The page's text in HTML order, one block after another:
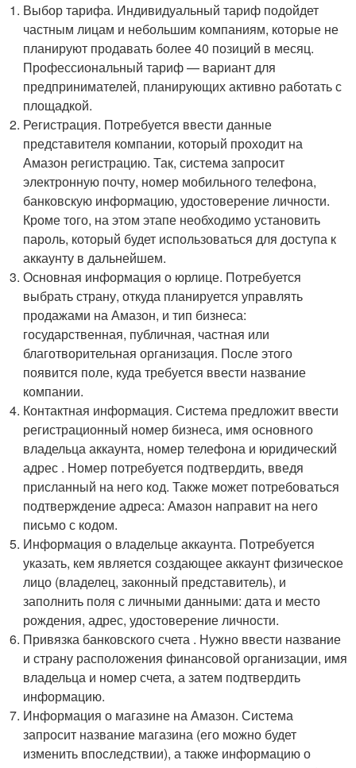
Выбор тарифа. Индивидуальный тариф подойдет
частным лицам и небольшим компаниям, которые не
планируют продавать более 40 позиций в месяц.
Профессиональный тариф — вариант для
предпринимателей, планирующих активно работать с
площадкой.
Регистрация. Потребуется ввести данные
представителя компании, который проходит на
Амазон регистрацию. Так, система запросит
электронную почту, номер мобильного телефона,
банковскую информацию, удостоверение личности.
Кроме того, на этом этапе необходимо установить
пароль, который будет использоваться для доступа к
аккаунту в дальнейшем.
Основная информация о юрлице. Потребуется
выбрать страну, откуда планируется управлять
продажами на Амазон, и тип бизнеса:
государственная, публичная, частная или
благотворительная организация. После этого
появится поле, куда требуется ввести название
компании.
Контактная информация. Система предложит ввести
регистрационный номер бизнеса, имя основного
владельца аккаунта, номер телефона и юридический
адрес . Номер потребуется подтвердить, введя
присланный на него код. Также может потребоваться
подтверждение адреса: Амазон направит на него
письмо с кодом.
Информация о владельце аккаунта. Потребуется
указать, кем является создающее аккаунт физическое
лицо (владелец, законный представитель), и
заполнить поля с личными данными: дата и место
рождения, адрес, удостоверение личности.
Привязка банковского счета . Нужно ввести название
и страну расположения финансовой организации, имя
владельца и номер счета, а затем подтвердить
информацию.
Информация о магазине на Амазон. Система
запросит название магазина (его можно будет
изменить впоследствии), а также информацию о